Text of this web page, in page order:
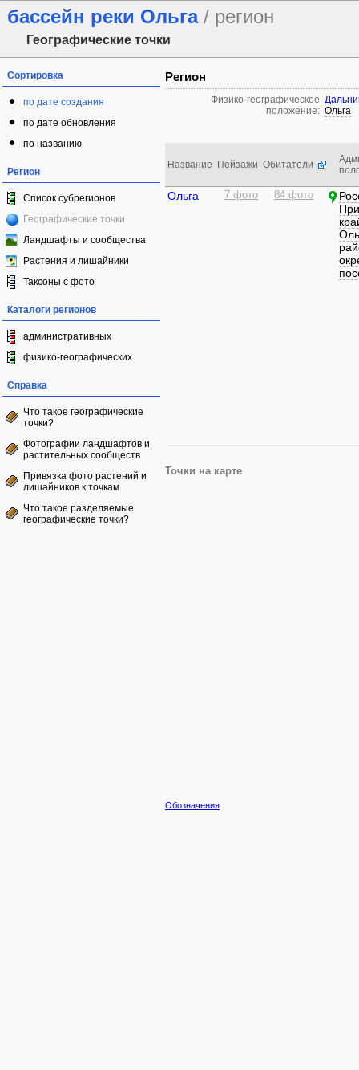
бассейн реки Ольга/ регион
Географические точки
Сортировка
по дате создания
по дате обновления
по названию
Регион
Список субрегионов
Географические точки
Ландшафты и сообщества
Растения и лишайники
Таксоны с фото
Каталоги регионов
административных
физико-географических
Справка
Что такое географические
точки?
Фотографии ландшафтов и
растительных сообществ
Привязка фото растений и
лишайников к точкам
Что такое разделяемые
географические точки?
Регион
Физико-географическое
положение: Ольга
Название Пейзажи Обитатели
Ольга 7 фото 84 фото
Точки на карте
Обозначения